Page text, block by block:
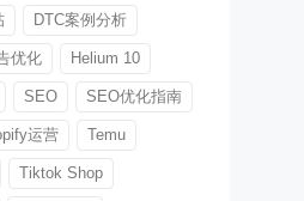
DTC案例分析
优化 Helium 10
SEO SEO优化指南
运营 Temu
Tiktok Shop